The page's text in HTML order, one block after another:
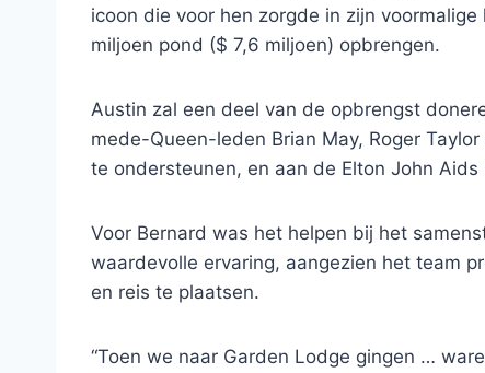
icoon die voor hen zorgde in zijn
miljoen pond ($ 7,6 miljoen) opbrengen.
Austin zal een deel van de opbrengst
mede-Queen-leden Brian May, Roger
te ondersteunen, en aan de Elton John Aids
Voor Bernard was het helpen bij het
waardevolle ervaring, aangezien het team
en reis te plaatsen.
“Toen we naar Garden Lodge gingen …